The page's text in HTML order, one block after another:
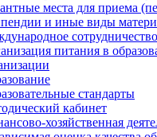
места для приема
и иные виды
сотрудничество
питания в
стандарты
кабинет
хозяйственная